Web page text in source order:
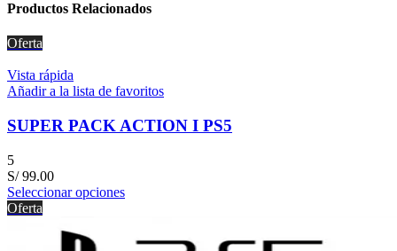
Productos Relacionados
Oferta
Vista rápida
Añadir a la lista de favoritos
SUPER PACK ACTION I PS5
5
S/99.00
Seleccionar opciones
Oferta